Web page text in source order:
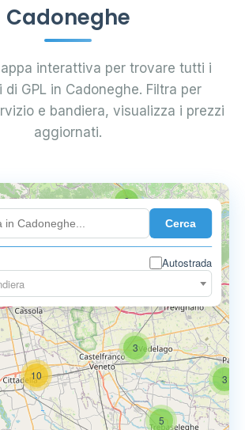
Cadoneghe
interattiva per trovare tutti i
di GPL in Cadoneghe. Filtra per
e bandiera, visualizza i prezzi
aggiornati.
Cerca
Autostrada
3
3
2
5
10